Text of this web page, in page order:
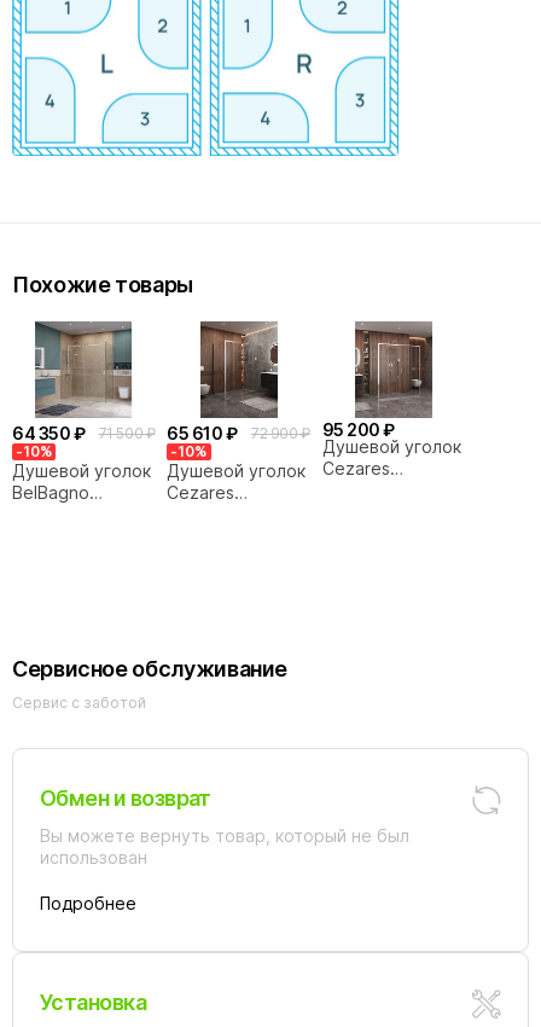
Похожие товары
64 350 ₽
71 500 ₽
-10%
Душевой уголок
BelBagno
65 610 ₽
72 900 ₽
-10%
Душевой уголок
Cezares
95 200 ₽
Душевой уголок
Cezares
Сервисное обслуживание
Сервис с заботой
Обмен и возврат
Вы можете вернуть товар, который не был
использован
Подробнее
Установка